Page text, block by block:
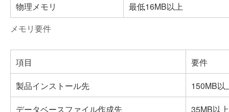
メモリ要件
物理メモリ
最低16MB以上
項目
要件
製品インストール先
150MB以
データベースファイル作成先
35MB以上